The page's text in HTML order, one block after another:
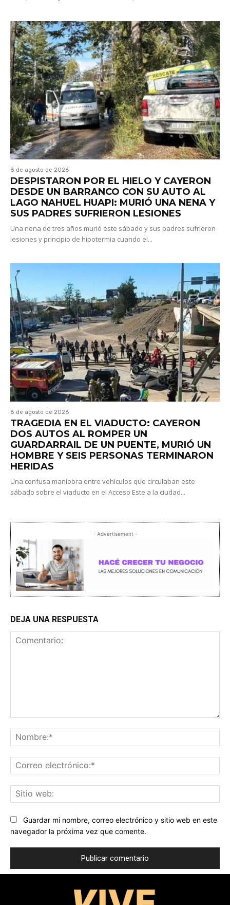
8 de agosto de 2026
DESPISTARON POR EL HIELO Y CAYERON
DESDE UN BARRANCO CON SU AUTO AL
LAGO NAHUEL HUAPI: MURIÓ UNA NENA Y
SUS PADRES SUFRIERON LESIONES
Una nena de tres años murió este sábado y sus padres sufrieron
lesiones y principio de hipotermia cuando el...
8 de agosto de 2026
TRAGEDIA EN EL VIADUCTO: CAYERON
DOS AUTOS AL ROMPER UN
GUARDARRAIL DE UN PUENTE, MURIÓ UN
HOMBRE Y SEIS PERSONAS TERMINARON
HERIDAS
Una confusa maniobra entre vehículos que circulaban este
sábado sobre el viaducto en el Acceso Este a la ciudad...
- Advertisement -
DEJA UNA RESPUESTA
Guardar mi nombre, correo electrónico y sitio web en este
navegador la próxima vez que comente.